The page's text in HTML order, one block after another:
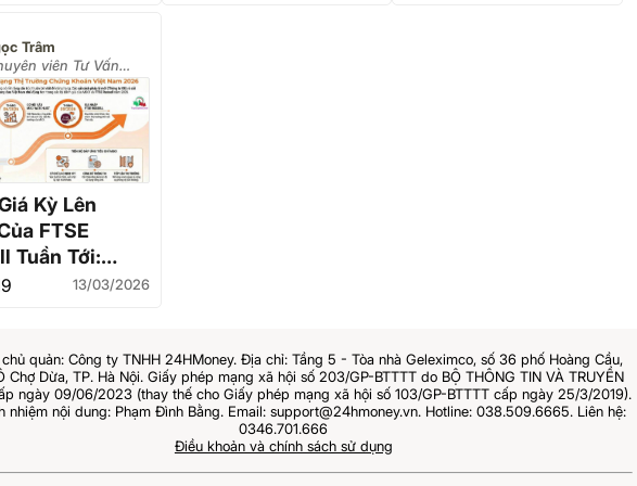
Ấn Độ
Trâm
viên Tư Vấn
Tư Chứng Khoán -
lý Tài sản)
Kỳ Lên
FTSE
Tuần Tới:
Thúc Đẩy
13/03/2026
quản: Công ty TNHH 24HMoney. Địa chỉ: Tầng 5 - Tòa nhà Geleximco, số 36 phố Hoàng Cầu,
Chợ Dừa, TP. Hà Nội. Giấy phép mạng xã hội số 203/GP-BTTTT do BỘ THÔNG TIN VÀ TRUYỀN
ngày 09/06/2023 (thay thế cho Giấy phép mạng xã hội số 103/GP-BTTTT cấp ngày 25/3/2019).
nhiệm nội dung: Phạm Đình Bằng. Email: support@24hmoney.vn. Hotline: 038.509.6665. Liên hệ:
0346.701.666
Điều khoản và chính sách sử dụng